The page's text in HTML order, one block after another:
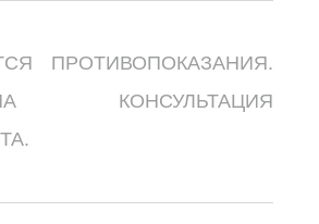
ПРОТИВОПОКАЗАНИЯ.
КОНСУЛЬТАЦИЯ